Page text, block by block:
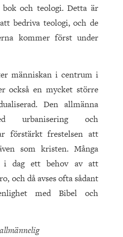
och teologi. Detta är
bedriva teologi, och de
kommer först under
människan i centrum i
också en mycket större
Den allmänna
urbanisering och
förstärkt frestelsen att
som kristen. Många
i dag ett behov av att
och då avses ofta sådant
med Bibel och